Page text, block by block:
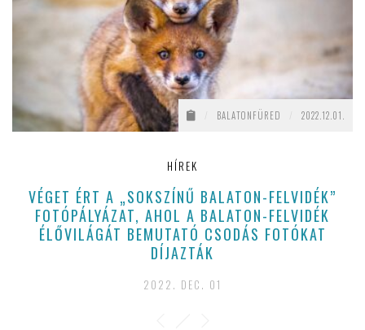
BALATONFÜRED 2022.12.01.
HÍREK
VÉGET ÉRT A „SOKSZÍNŰ BALATON-FELVIDÉK”
FOTÓPÁLYÁZAT, AHOL A BALATON-FELVIDÉK
ÉLŐVILÁGÁT BEMUTATÓ CSODÁS FOTÓKAT
DÍJAZTÁK
2022. DEC. 01